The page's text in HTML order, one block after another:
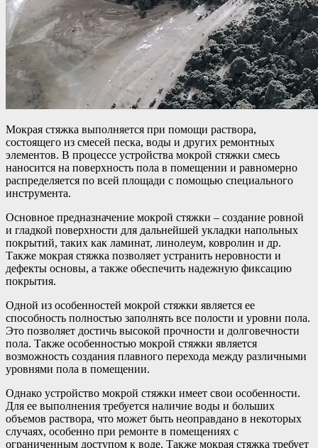
Мокрая стяжка выполняется при помощи раствора,
состоящего из смесей песка, воды и других ремонтных
элементов. В процессе устройства мокрой стяжки смесь
наносится на поверхность пола в помещении и равномерно
распределяется по всей площади с помощью специального
инструмента.
Основное предназначение мокрой стяжки – создание ровной
и гладкой поверхности для дальнейшей укладки напольных
покрытий, таких как ламинат, линолеум, ковролин и др.
Также мокрая стяжка позволяет устранить неровности и
дефекты основы, а также обеспечить надежную фиксацию
покрытия.
Одной из особенностей мокрой стяжки является ее
способность полностью заполнять все полости и уровни пола.
Это позволяет достичь высокой прочности и долговечности
пола. Также особенностью мокрой стяжки является
возможность создания плавного перехода между различными
уровнями пола в помещении.
Однако устройство мокрой стяжки имеет свои особенности.
Для ее выполнения требуется наличие воды и больших
объемов раствора, что может быть неоправдано в некоторых
случаях, особенно при ремонте в помещениях с
ограниченным доступом к воде. Также мокрая стяжка требует